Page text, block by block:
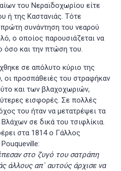
του Νεραϊδοχωρίου είτε
ή της Καστανιάς. Τότε
συνάντηση του νεαρού
ο οποίος παρουσιάζεται να
και την πτώση του.
σε απόλυτο κύριο της
οι προσπάθειές του στραφήκαν
και των βλαχοχωριών,
εισφορές. Σε πολλές
του ήταν να μετατρέψει τα
σε δικά του τσιφλίκια.
στα 1814 ο Γάλλος
στο ζυγό του σατράπη
άλλους απ` αυτούς άρχισε να